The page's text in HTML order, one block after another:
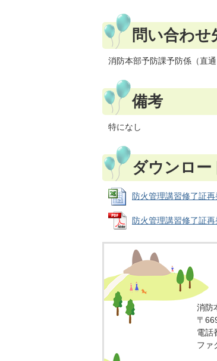
問い合わせ
消防本部予防課予防係（直
備考
特になし
ダウンロー
防火管理講習修了証
防火管理講習修了証
消防
〒
電話
ファ